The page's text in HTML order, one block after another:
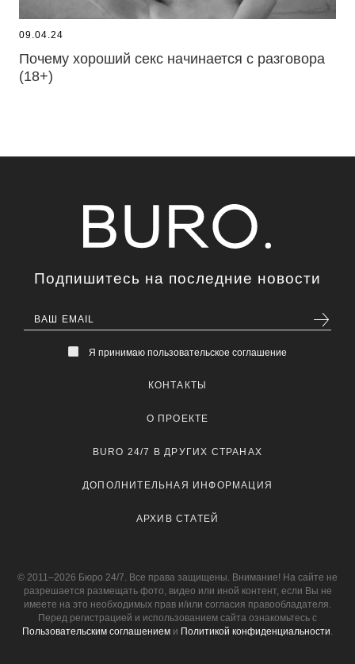
09.04.24
Почему хороший секс начинается с разговора
(18+)
Подпишитесь на последние новости
Я принимаю пользовательское соглашение
КОНТАКТЫ
О ПРОЕКТЕ
BURO 24/7 В ДРУГИХ СТРАНАХ
ДОПОЛНИТЕЛЬНАЯ ИНФОРМАЦИЯ
АРХИВ СТАТЕЙ
© 2011–2026 Бюро 24/7. Все права защищены. Внимание! На сайте не
разрешается размещать фото, видео или иной контент, если Вы не
имеете на это необходимых прав и/или согласия правообладателя.
Перед регистрацией и использованием сайта ознакомьтесь с
Пользовательским соглашением и Политикой конфиденциальности.